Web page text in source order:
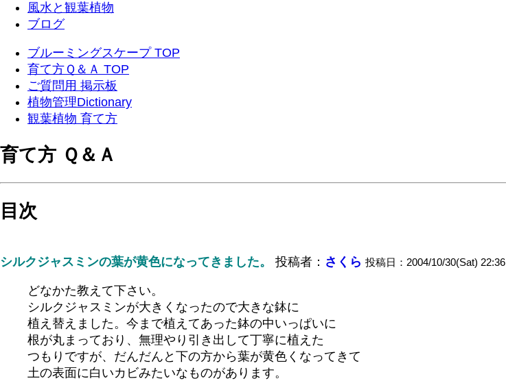
風水と観葉植物
ブログ
ブルーミングスケープ TOP
育て方Ｑ＆Ａ TOP
ご質問用 掲示板
植物管理Dictionary
観葉植物 育て方
育て方 Ｑ＆Ａ
目次
シルクジャスミンの葉が黄色になってきました。 投稿者： さくら 投稿日：2004/10/30(Sat) 22:36
どなかた教えて下さい。
シルクジャスミンが大きくなったので大きな鉢に
植え替えました。今まで植えてあった鉢の中いっぱいに
根が丸まっており、無理やり引き出して丁寧に植えた
つもりですが、だんだんと下の方から葉が黄色くなってきて
土の表面に白いカビみたいなものがあります。